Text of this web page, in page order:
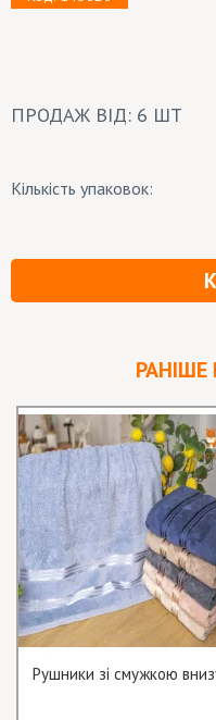
ПРОДАЖ ВІД: 6 ШТ
Кількість упаковок:
Рушники зі смужкою